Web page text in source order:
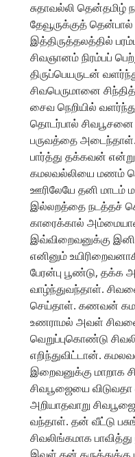
சுதாவல்லி தென்தமிழ்
தேவூருக்குத்
இத்திருத்தலத்தில்
சிவஞானம் நிரம்பப்
திருப்பெயருடன்
சிவபெருமானை
சைவ நெறியில்
தொடர்பால்
பருவத்தை
பார்த்து தக்கவன் என்று
கமலவல்லியை மணம்
ஊரிலேயே தனி மாடம்
இல்லறத்தை நடத்தச்
காரைக்கால்
இவ்விறைவனுக்கு
எனினும்
பேரன்பு பூண்டு,
வாழ்ந்துவந்தாள்.
செய்தாள். கணவன்
உணராமல் அவள் சிவனை
வெறுப்புகொண்டு
எறிந்துவிட்டான்.
இறைவனுக்கு மாறாக
சிவபூஜையை
அறியாதவாறு
வந்தாள். தன் வீட்டு
சிவலிங்கமாக